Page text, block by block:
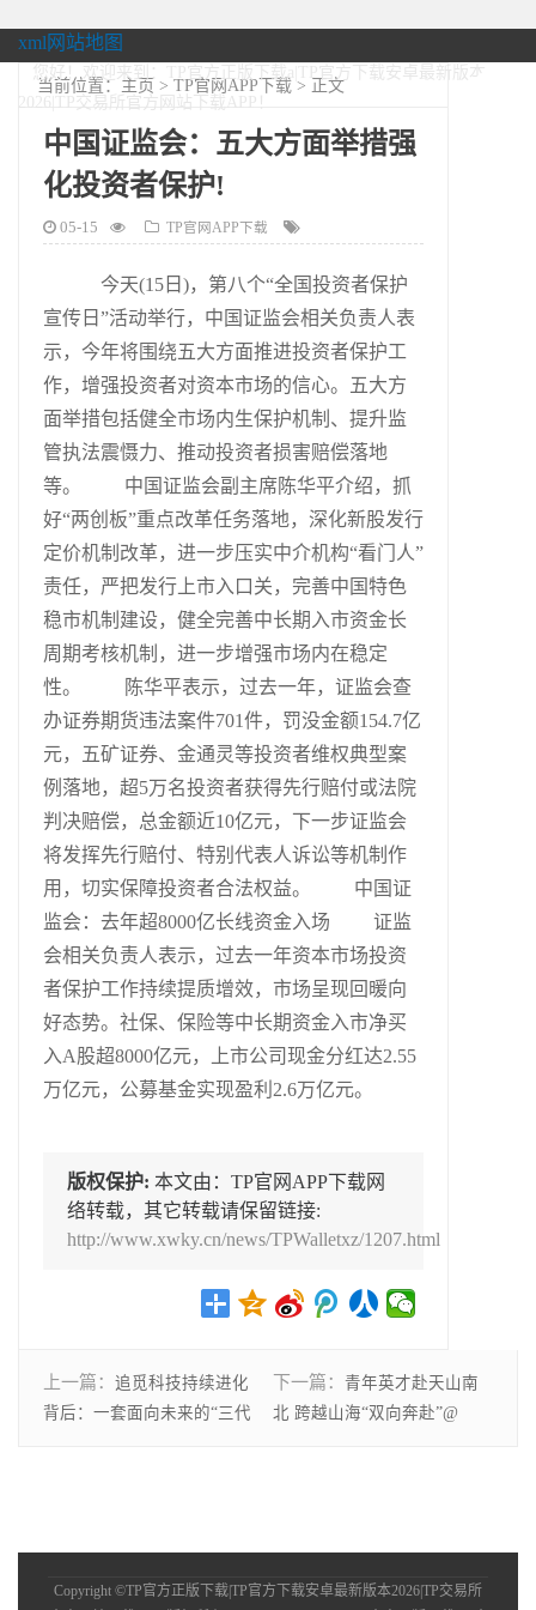
xml网站地图
您好！欢迎来到：TP官方正版下载a|TP官方下载安卓最新版本
2026|TP交易所官方网站下载APP！
当前位置： 主页 > TP官网APP下载 > 正文
中国证监会：五大方面举措强
化投资者保护!
05-15 TP官网APP下载
今天(15日)，第八个“全国投资者保护
宣传日”活动举行，中国证监会相关负责人表
示，今年将围绕五大方面推进投资者保护工
作，增强投资者对资本市场的信心。五大方
面举措包括健全市场内生保护机制、提升监
管执法震慑力、推动投资者损害赔偿落地
等。 中国证监会副主席陈华平介绍，抓
好“两创板”重点改革任务落地，深化新股发行
定价机制改革，进一步压实中介机构“看门人”
责任，严把发行上市入口关，完善中国特色
稳市机制建设，健全完善中长期入市资金长
周期考核机制，进一步增强市场内在稳定
性。 陈华平表示，过去一年，证监会查
办证券期货违法案件701件，罚没金额154.7亿
元，五矿证券、金通灵等投资者维权典型案
例落地，超5万名投资者获得先行赔付或法院
判决赔偿，总金额近10亿元，下一步证监会
将发挥先行赔付、特别代表人诉讼等机制作
用，切实保障投资者合法权益。 中国证
监会：去年超8000亿长线资金入场 证监
会相关负责人表示，过去一年资本市场投资
者保护工作持续提质增效，市场呈现回暖向
好态势。社保、保险等中长期资金入市净买
入A股超8000亿元，上市公司现金分红达2.55
万亿元，公募基金实现盈利2.6万亿元。
版权保护: 本文由：TP官网APP下载网
络转载，其它转载请保留链接:
http://www.xwky.cn/news/TPWalletxz/1207.html
上一篇： 追觅科技持续进化
背后：一套面向未来的“三代
下一篇： 青年英才赴天山南
北 跨越山海“双向奔赴”@
Copyright ©TP官方正版下载|TP官方下载安卓最新版本2026|TP交易所